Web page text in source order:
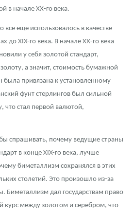
в начале ХХ-го века.
все еще использовалось в качестве
до XIX-го века. В начале ХХ-го века
у себя золотой стандарт,
а значит, стоимость бумажной
была привязана к установленному
фунт стерлингов был сильной
что стал первой валютой,
спрашивать, почему ведущие страны
в конце XIX-го века, лучше
биметаллизм сохранялся в этих
столетий. Это произошло из-за
Биметаллизм дал государствам право
курс между золотом и серебром, что